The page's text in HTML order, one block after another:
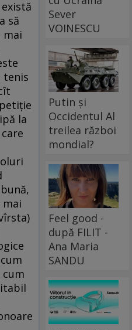
să
tenis
la
mai
cum
Sever
VOINESCU
Putin și
Occidentul Al
treilea război
mondial?
Feel good -
după FILIT -
Ana Maria
SANDU